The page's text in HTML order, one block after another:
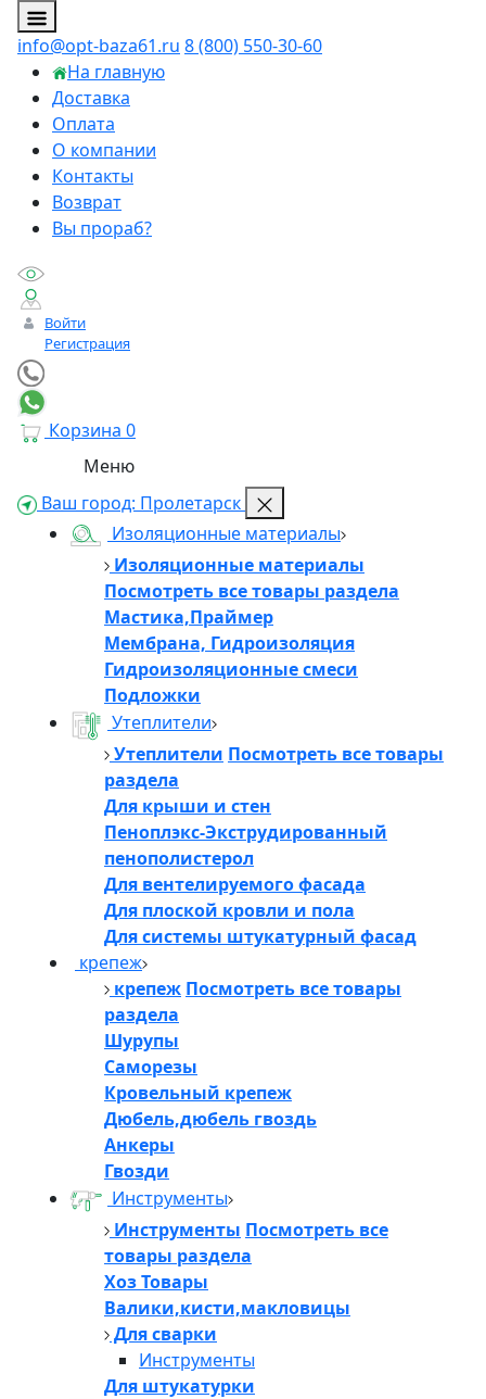
info@opt-baza61.ru 8 (800) 550-30-60
На главную
Доставка
Оплата
О компании
Контакты
Возврат
Вы прораб?
Войти
Регистрация
Корзина 0
Меню
Ваш город: Пролетарск
Изоляционные материалы
Изоляционные материалы
Посмотреть все товары раздела
Мастика,Праймер
Мембрана, Гидроизоляция
Гидроизоляционные смеси
Подложки
Утеплители
Утеплители Посмотреть все товары
раздела
Для крыши и стен
Пеноплэкс-Экструдированный
пенополистерол
Для вентелируемого фасада
Для плоской кровли и пола
Для системы штукатурный фасад
крепеж
крепеж Посмотреть все товары
раздела
Шурупы
Саморезы
Кровельный крепеж
Дюбель,дюбель гвоздь
Анкеры
Гвозди
Инструменты
Инструменты Посмотреть все
товары раздела
Хоз Товары
Валики,кисти,макловицы
Для сварки
Инструменты
Для штукатурки